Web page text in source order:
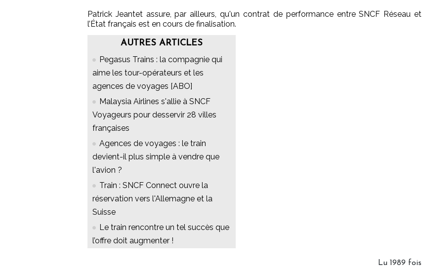
Patrick Jeantet assure, par ailleurs, qu'un contrat de performance entre SNCF Réseau et
l’État français est en cours de finalisation.
AUTRES ARTICLES
Pegasus Trains : la compagnie qui
aime les tour-opérateurs et les
agences de voyages [ABO]
Malaysia Airlines s'allie à SNCF
Voyageurs pour desservir 28 villes
françaises
Agences de voyages : le train
devient-il plus simple à vendre que
l'avion ?
Train : SNCF Connect ouvre la
réservation vers l'Allemagne et la
Suisse
Le train rencontre un tel succès que
l’offre doit augmenter !
Lu 1989 fois